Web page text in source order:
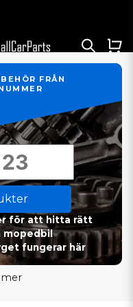
FRÅN
för att hitta rätt
mopedbil
fungerar här